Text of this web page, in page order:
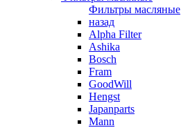
Фильтры масляные
назад
Alpha Filter
Ashika
Bosch
Fram
GoodWill
Hengst
Japanparts
Mann